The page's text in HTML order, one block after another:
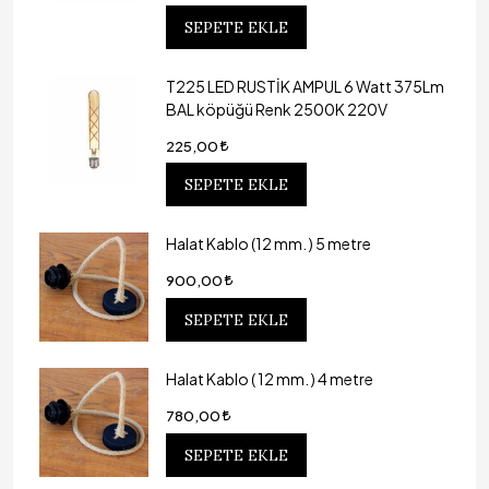
SEPETE EKLE
T225 LED RUSTİK AMPUL 6 Watt 375Lm
BAL köpüğü Renk 2500K 220V
225,00
SEPETE EKLE
Halat Kablo (12 mm. ) 5 metre
900,00
SEPETE EKLE
Halat Kablo ( 12 mm. ) 4 metre
780,00
SEPETE EKLE